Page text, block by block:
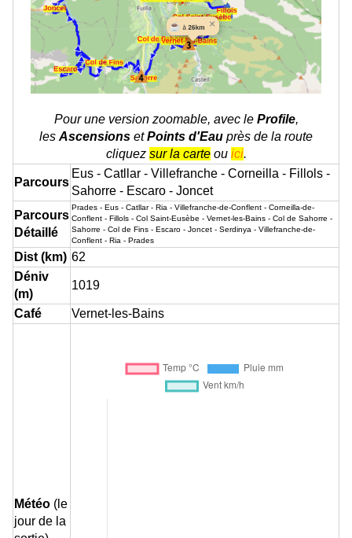
Pour une version zoomable, avec le Profile,
les Ascensions et Points d'Eau près de la route
cliquez sur la carte ou ici.
Parcours
Eus - Catllar - Villefranche - Corneilla - Fillols -
Sahorre - Escaro - Joncet
Parcours
Détaillé
Prades - Eus - Catllar - Ria - Villefranche-de-Conflent - Corneilla-de-
Conflent - Fillols - Col Saint-Eusèbe - Vernet-les-Bains - Col de Sahorre -
Sahorre - Col de Fins - Escaro - Joncet - Serdinya - Villefranche-de-
Conflent - Ria - Prades
Dist (km) 62
Déniv
(m)
1019
Café Vernet-les-Bains
Météo (le
jour de la